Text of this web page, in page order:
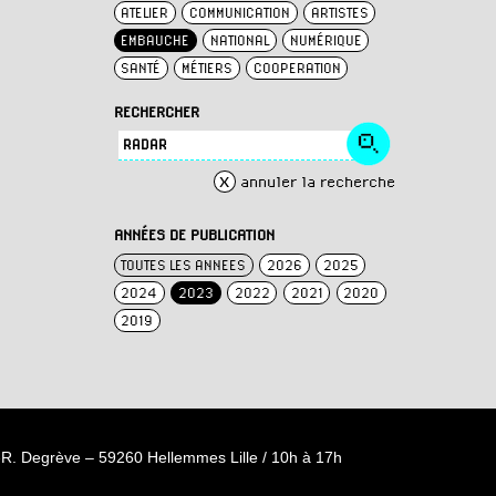
ATELIER
COMMUNICATION
ARTISTES
EMBAUCHE
NATIONAL
NUMÉRIQUE
SANTÉ
MÉTIERS COOPERATION
RECHERCHER
x annuler la recherche
ANNÉES DE PUBLICATION
TOUTES LES ANNEES 2026
2025
2024
2023 2022 2021
2020
2019
Degrève – 59260 Hellemmes Lille / 10h à 17h